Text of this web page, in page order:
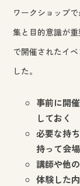
ワークショップ
集と目的意識が
で開催されたイ
した。
事前に開
しておく
必要な持
持って会
講師や他
体験した